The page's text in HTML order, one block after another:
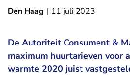
Den Haag | 11 juli 2023
De Autoriteit Consument &
maximum huurtarieven voor
warmte 2020 juist